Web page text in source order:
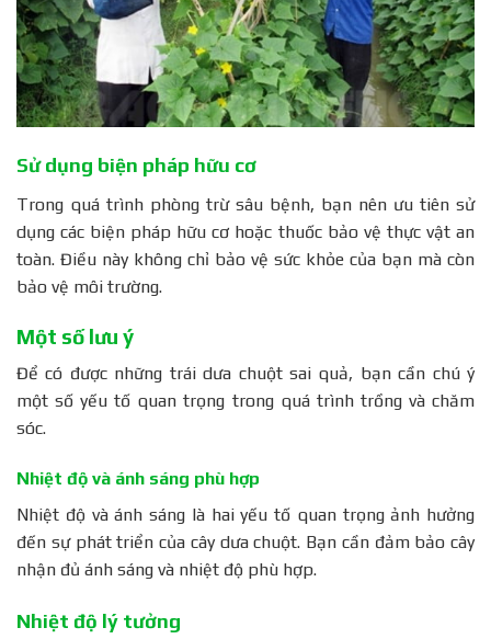
Sử dụng biện pháp hữu cơ
Trong quá trình phòng trừ sâu bệnh, bạn nên ưu tiên sử
dụng các biện pháp hữu cơ hoặc thuốc bảo vệ thực vật an
toàn. Điều này không chỉ bảo vệ sức khỏe của bạn mà còn
bảo vệ môi trường.
Một số lưu ý
Để có được những trái dưa chuột sai quả, bạn cần chú ý
một số yếu tố quan trọng trong quá trình trồng và chăm
sóc.
Nhiệt độ và ánh sáng phù hợp
Nhiệt độ và ánh sáng là hai yếu tố quan trọng ảnh hưởng
đến sự phát triển của cây dưa chuột. Bạn cần đảm bảo cây
nhận đủ ánh sáng và nhiệt độ phù hợp.
Nhiệt độ lý tưởng